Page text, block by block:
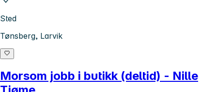
Sted
Tønsberg, Larvik
Morsom jobb i butikk (deltid) - Nille